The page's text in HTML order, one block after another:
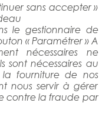
sans accepter »
le gestionnaire de
« Paramétrer » A
nécessaires ne
sont nécessaires au
fourniture de nos
nous servir à gérer
contre la fraude par